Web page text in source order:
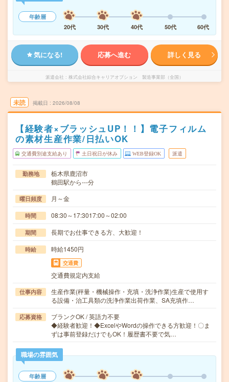
年齢層
20代
30代 40代 50代 60代
気になる! 応募へ進む 詳しく見る
派遣会社 株式会社綜合キャリアオプション 製造事業部（全国）
未読 掲載日 2026/08/08
【経験者×ブラッシュUP！！】電子フィルム
の素材生産作業/日払いOK
交通費別途支給あり 土日祝日が休み WEB登録OK 派遣
勤務地
栃木県鹿沼市
鶴田駅から---分
曜日頻度 月～金
時間 08:30～17:3017:00～02:00
期間 長期でお仕事できる方、大歓迎！
時給 時給1450円
交通費
交通費規定内支給
仕事内容
生産作業(秤量・機械操作・充填・洗浄作業)生産で使用す
る設備・治工具類の洗浄作業出荷作業、SA充填作…
応募資格
ブランクOK / 英語力不要
◆経験者歓迎！◆ExcelやWordの操作できる方歓迎！〇ま
ずは事前登録だけでもOK！履歴書不要で気…
職場の雰囲気
年齢層